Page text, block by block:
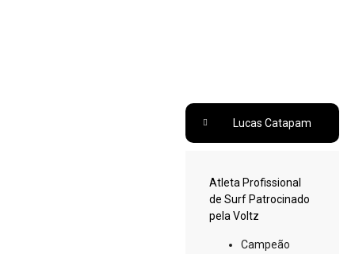
Lucas Catapam
Atleta Profissional
de Surf Patrocinado
pela Voltz
Campeão